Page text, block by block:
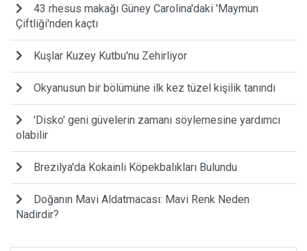
43 rhesus makağı Güney Carolina'daki 'Maymun
Çiftliği'nden kaçtı
Kuşlar Kuzey Kutbu'nu Zehirliyor
Okyanusun bir bölümüne ilk kez tüzel kişilik tanındı
'Disko' geni güvelerin zamanı söylemesine yardımcı
olabilir
Brezilya'da Kokainli Köpekbalıkları Bulundu
Doğanın Mavi Aldatmacası: Mavi Renk Neden
Nadirdir?